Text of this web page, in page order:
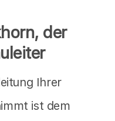
der
Ihrer
ist dem